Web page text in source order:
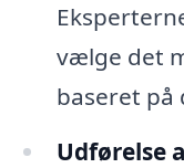
vælge det
baseret på
Udførelse